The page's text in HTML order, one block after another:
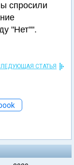
спросили
"Нет"".
СТАТЬЯ